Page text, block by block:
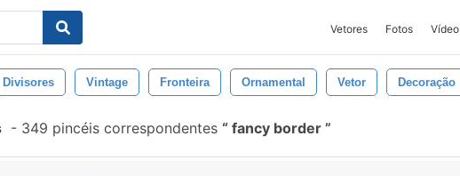
Vetores Fotos Vídeo
Divisores Vintage Fronteira Ornamental Vetor Decoração
- 349 pincéis correspondentes fancy border